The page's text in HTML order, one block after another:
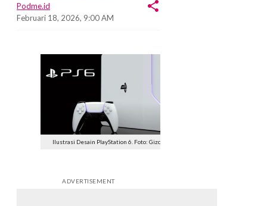
Podme.id
Februari 18, 2026, 9:00 AM
Ilustrasi Desain PlayStation 6. Foto: Gizchina
ADVERTISEMENT